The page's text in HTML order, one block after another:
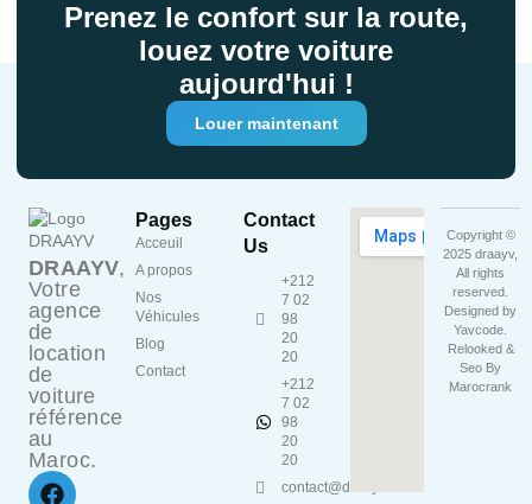
Prenez le confort sur la route,
louez votre voiture
aujourd'hui !
Louer maintenant
DRAAYV,
Votre
agence
de
location
de
voiture
référence
au
Maroc.
Pages
Acceuil
A propos
Nos
Véhicules
Blog
Contact
Contact
Us
+212
7 02
98
20
20
+212
7 02
98
20
20
contact@draayv.ma
Copyright ©
2025 draayv,
All rights
reserved.
Designed by
Yavcode
Relooked &
Seo By
Marocrank